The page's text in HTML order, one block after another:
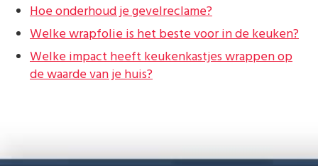
Hoe onderhoud je gevelreclame?
Welke wrapfolie is het beste voor in de keuken?
Welke impact heeft keukenkastjes wrappen op
de waarde van je huis?